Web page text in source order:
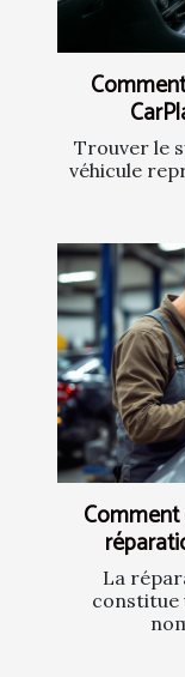
Trouver le
véhicule
La
constitue